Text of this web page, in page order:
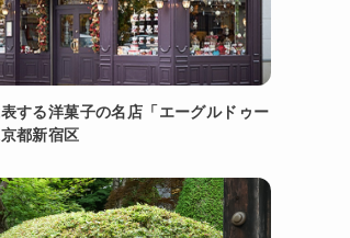
する洋菓子の名店「エーグルドゥー
都新宿区